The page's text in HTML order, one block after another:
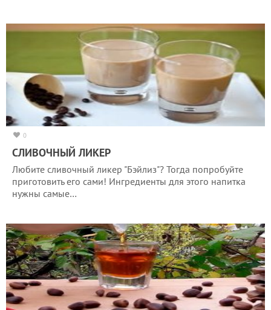
0
СЛИВОЧНЫЙ ЛИКЕР
Любите сливочный ликер "Бэйлиз"? Тогда попробуйте
приготовить его сами! Ингредиенты для этого напитка
нужны самые…